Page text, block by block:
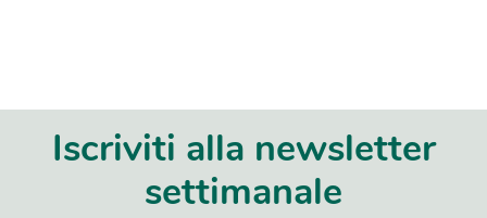
Iscriviti alla newsletter
settimanale